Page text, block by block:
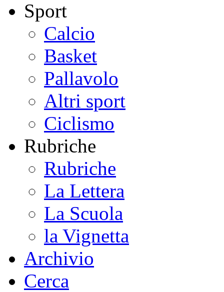
Sport
Calcio
Basket
Pallavolo
Altri sport
Ciclismo
Rubriche
Rubriche
La Lettera
La Scuola
la Vignetta
Archivio
Cerca